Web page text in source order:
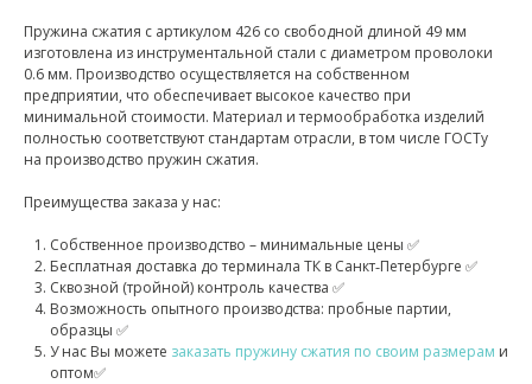
Пружина сжатия с артикулом 426 со свободной длиной 49 мм
изготовлена из инструментальной стали с диаметром проволоки
0.6 мм. Производство осуществляется на собственном
предприятии, что обеспечивает высокое качество при
минимальной стоимости. Материал и термообработка изделий
полностью соответствуют стандартам отрасли, в том числе ГОСТу
на производство пружин сжатия.
Преимущества заказа у нас:
Собственное производство – минимальные цены ✅
Бесплатная доставка до терминала ТК в Санкт‑Петербурге ✅
Сквозной (тройной) контроль качества ✅
Возможность опытного производства: пробные партии,
образцы ✅
У нас Вы можете заказать пружину сжатия по своим размерам и
оптом✅